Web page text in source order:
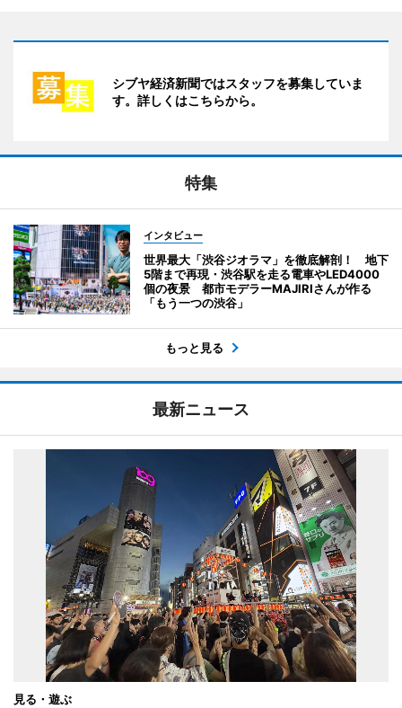
シブヤ経済新聞ではスタッフを募集していま
す。詳しくはこちらから。
特集
インタビュー
世界最大「渋谷ジオラマ」を徹底解剖！ 地下
5階まで再現・渋谷駅を走る電車やLED4000
個の夜景 都市モデラーMAJIRIさんが作る
「もう一つの渋谷」
もっと見る
最新ニュース
見る・遊ぶ